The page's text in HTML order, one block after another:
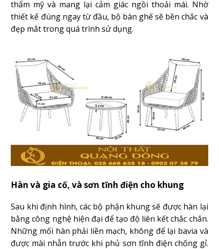
thẩm mỹ và mang lại cảm giác ngồi thoải mái. Nhờ
thiết kế đúng ngay từ đầu, bộ bàn ghế sẽ bền chắc và
đẹp mắt trong quá trình sử dụng.
Hàn và gia cố, và sơn tĩnh điện cho khung
Sau khi định hình, các bộ phận khung sẽ được hàn lại
bằng công nghệ hiện đại để tạo độ liên kết chắc chắn.
Những mối hàn phải liền mạch, không để lại bavia và
được mài nhẵn trước khi phủ sơn tĩnh điện chống gỉ.